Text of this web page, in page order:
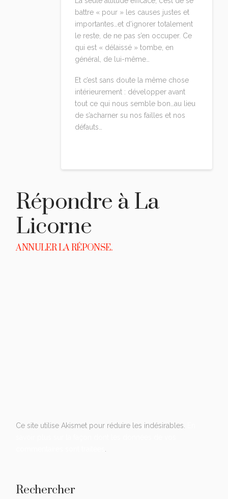
battre « pour » les causes justes et
importantes…et d’ignorer totalement
le reste, de ne pas s’en occuper. Ce
qui est « délaissé » tombe, en
général, de lui-même…
Et c’est sans doute la même chose
intérieurement : développer avant
tout ce qui nous semble bon…au lieu
de s’acharner su nos failles et nos
défauts…
Répondre à La
Licorne
ANNULER LA RÉPONSE.
Ce site utilise Akismet pour réduire les indésirables.
Rechercher